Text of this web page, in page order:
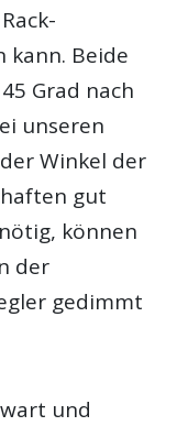
kann. Beide
Grad nach
unseren
Winkel der
gut
können
der
gedimmt
und